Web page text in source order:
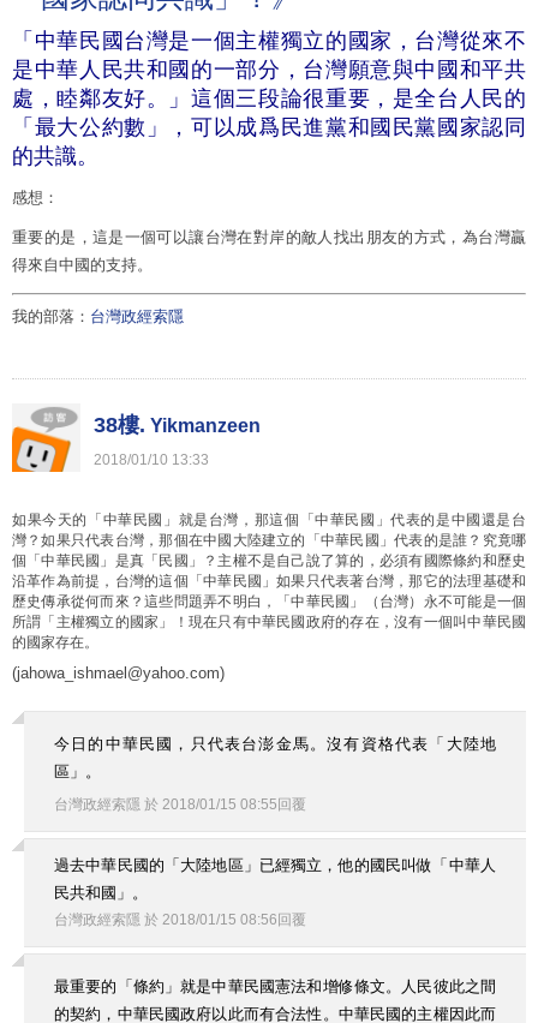
「中華民國台灣是一個主權獨立的國家，台灣從來不
是中華人民共和國的一部分，台灣願意與中國和平共
處，睦鄰友好。」這個三段論很重要，是全台人民的
「最大公約數」，可以成爲民進黨和國民黨國家認同
的共識。
感想：
重要的是，這是一個可以讓台灣在對岸的敵人找出朋友的方式，為台灣贏
得來自中國的支持。
我的部落： 台灣政經索隱
38樓. Yikmanzeen
2018/01/10 13:33
如果今天的「中華民國」就是台灣，那這個「中華民國」代表的是中國還是台
灣？如果只代表台灣，那個在中國大陸建立的「中華民國」代表的是誰？究竟哪
個「中華民國」是真「民國」？主權不是自己說了算的，必須有國際條約和歷史
沿革作為前提，台灣的這個「中華民國」如果只代表著台灣，那它的法理基礎和
歷史傳承從何而來？這些問題弄不明白，「中華民國」（台灣）永不可能是一個
所謂「主權獨立的國家」！現在只有中華民國政府的存在，沒有一個叫中華民國
的國家存在。
(jahowa_ishmael@yahoo.com)
今日的中華民國，只代表台澎金馬。沒有資格代表「大陸地
區」。
台灣政經索隱 於 2018/01/15 08:55 回覆
過去中華民國的「大陸地區」已經獨立，他的國民叫做「中華人
民共和國」。
台灣政經索隱 於 2018/01/15 08:56 回覆
最重要的「條約」就是中華民國憲法和增修條文。人民彼此之間
的契約，中華民國政府以此而有合法性。中華民國的主權因此而